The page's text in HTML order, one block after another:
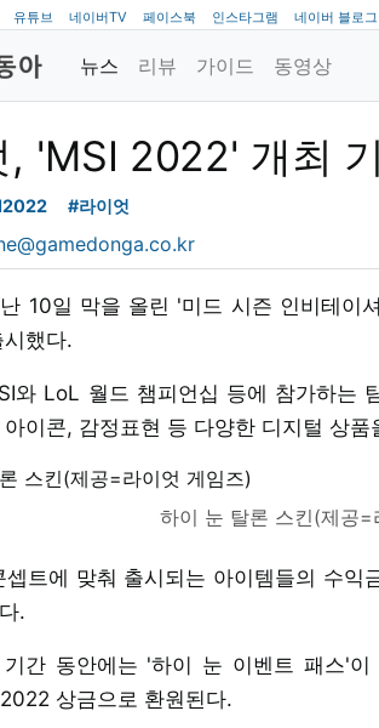
유튜브 네이버TV 페이스북 인스타그램 네이버 블로그
뉴스 리뷰 가이드 동영상
, 'MSI 2022' 개최
#라이엇
10일 막을 올린 '미드 시즌 인비테이
했다.
와 LoL 월드 챔피언십 등에 참가하는
이콘, 감정표현 등 다양한 디지털 상품
하이 눈 탈론 스킨(제공=
셉트에 맞춰 출시되는 아이템들의 수
.
간 동안에는 '하이 눈 이벤트 패스'
상금으로 환원된다.